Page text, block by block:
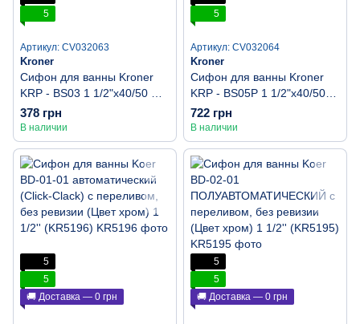
5
Артикул: CV032063
Kroner
Сифон для ванны Kroner
KRP - BS03 1 1/2"х40/50 мм
с переливом и ревизией
378 грн
В наличии
5
Артикул: CV032064
Kroner
Сифон для ванны Kroner
KRP - BS05P 1 1/2"х40/50
мм с системой СІіск-СІаск, с
переливом и ревизией
722 грн
В наличии
5
5
🚚 Доставка — 0 грн
5
5
🚚 Доставка — 0 грн